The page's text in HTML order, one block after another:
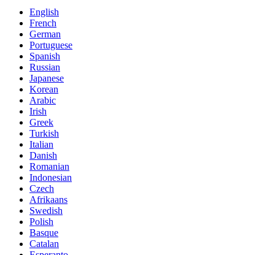
English
French
German
Portuguese
Spanish
Russian
Japanese
Korean
Arabic
Irish
Greek
Turkish
Italian
Danish
Romanian
Indonesian
Czech
Afrikaans
Swedish
Polish
Basque
Catalan